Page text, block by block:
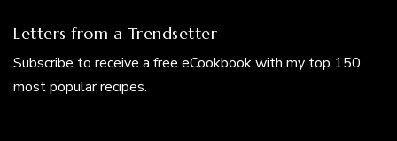
Letters from a Trendsetter
Subscribe to receive a free eCookbook with my top 150
most popular recipes.